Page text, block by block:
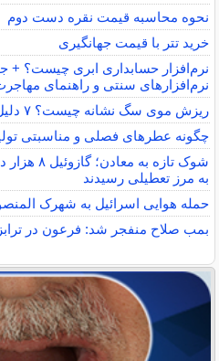
نحوه محاسبه قیمت نقره دست دوم
خرید تتر با قیمت جهانگیری
نرم‌افزارهای سنتی و راهنمای
ریزش موی سگ نشانه چیست؟ ۷ دلیل مهم که باید بدانید
چگونه عطرهای فصلی و مناسبتی
شوک تازه
به مرز تعطیلی رسیدند
حمله هوایی اسرائیل به شهرک
بمب صلاح منفجر شد: فرعون در